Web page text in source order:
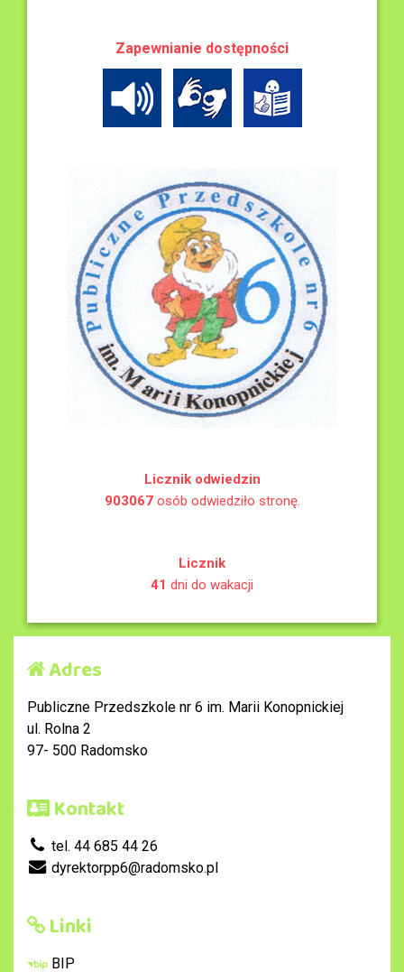
Zapewnianie dostępności
Licznik odwiedzin
903067osób odwiedziło stronę.
Licznik
41 dni do wakacji
Adres
Publiczne Przedszkole nr 6 im. Marii Konopnickiej
ul. Rolna 2
97- 500 Radomsko
Kontakt
tel. 44 685 44 26
dyrektorpp6@radomsko.pl
Linki
BIP